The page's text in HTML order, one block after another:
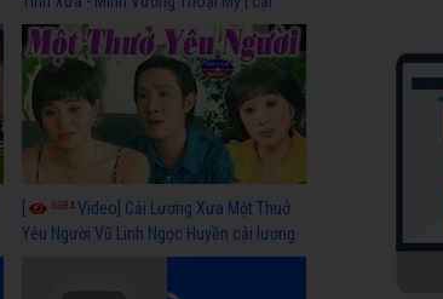
lương xã hội hay nhất
6384Video] Cải Lương Xưa Một Thuở
Yêu Người Vũ Linh Ngọc Huyền cải lương